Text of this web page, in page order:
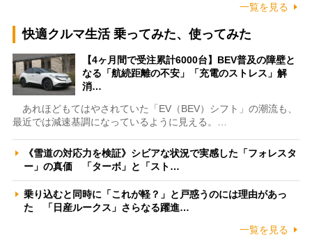
一覧を見る
快適クルマ生活 乗ってみた、使ってみた
【4ヶ月間で受注累計6000台】BEV普及の障壁と
なる「航続距離の不安」「充電のストレス」解
消…
あれほどもてはやされていた「EV（BEV）シフト」の潮流も、
最近では減速基調になっているように見える。…
《雪道の対応力を検証》シビアな状況で実感した「フォレスタ
ー」の真価 「ターボ」と「スト…
乗り込むと同時に「これが軽？」と戸惑うのには理由があっ
た 「日産ルークス」さらなる躍進…
一覧を見る